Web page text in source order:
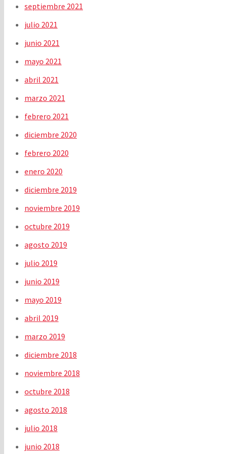
septiembre 2021
julio 2021
junio 2021
mayo 2021
abril 2021
marzo 2021
febrero 2021
diciembre 2020
febrero 2020
enero 2020
diciembre 2019
noviembre 2019
octubre 2019
agosto 2019
julio 2019
junio 2019
mayo 2019
abril 2019
marzo 2019
diciembre 2018
noviembre 2018
octubre 2018
agosto 2018
julio 2018
junio 2018